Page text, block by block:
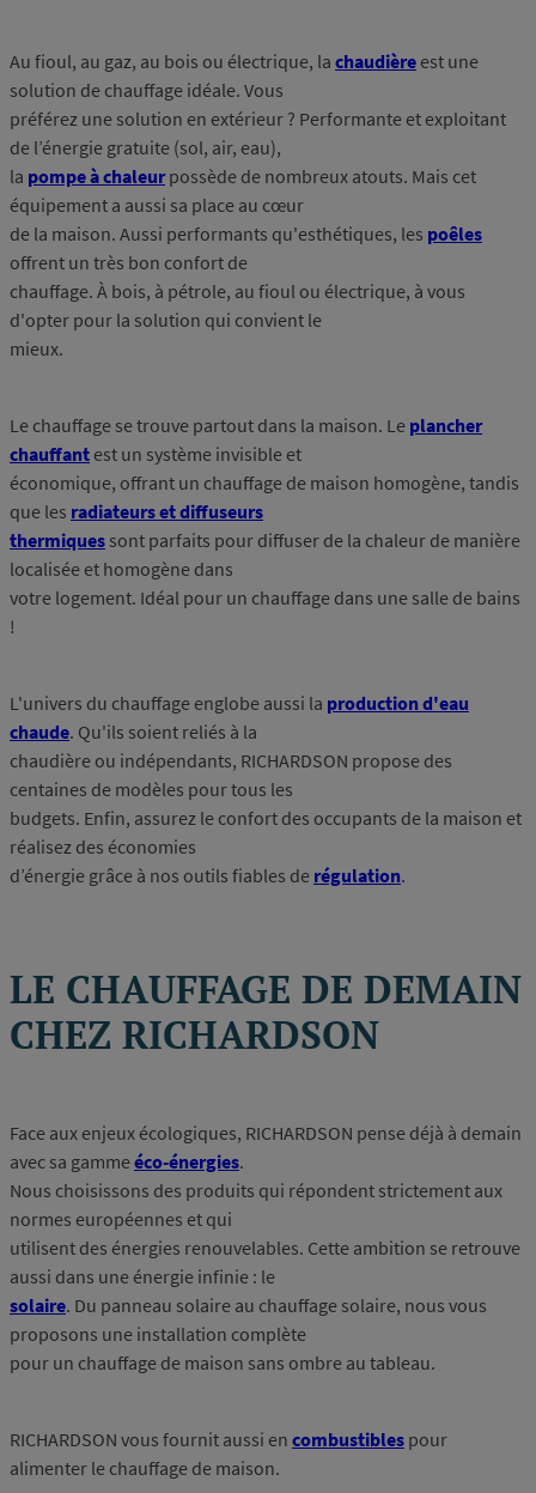
Au fioul, au gaz, au bois ou électrique, la chaudière est une
solution de chauffage idéale. Vous
préférez une solution en extérieur ? Performante et exploitant
de l’énergie gratuite (sol, air, eau),
la pompe à chaleurpossède de nombreux atouts. Mais cet
équipement a aussi sa place au cœur
de la maison. Aussi performants qu'esthétiques, les poêles
offrent un très bon confort de
chauffage. À bois, à pétrole, au fioul ou électrique, à vous
d'opter pour la solution qui convient le
mieux.
Le chauffage se trouve partout dans la maison. Le plancher
chauffant est un système invisible et
économique, offrant un chauffage de maison homogène, tandis
que les radiateurs et diffuseurs
thermiques sont parfaits pour diffuser de la chaleur de manière
localisée et homogène dans
votre logement. Idéal pour un chauffage dans une salle de bains
!
L'univers du chauffage englobe aussi la production d'eau
chaude. Qu'ils soient reliés à la
chaudière ou indépendants, RICHARDSON propose des
centaines de modèles pour tous les
budgets. Enfin, assurez le confort des occupants de la maison et
réalisez des économies
d’énergie grâce à nos outils fiables de régulation.
LE CHAUFFAGE DE DEMAIN
CHEZ RICHARDSON
Face aux enjeux écologiques, RICHARDSON pense déjà à demain
avec sa gammeéco-énergies.
Nous choisissons des produits qui répondent strictement aux
normes européennes et qui
utilisent des énergies renouvelables. Cette ambition se retrouve
aussi dans une énergie infinie : le
solaire. Du panneau solaire au chauffage solaire, nous vous
proposons une installation complète
pour un chauffage de maison sans ombre au tableau.
RICHARDSON vous fournit aussi en combustibles pour
alimenter le chauffage de maison.